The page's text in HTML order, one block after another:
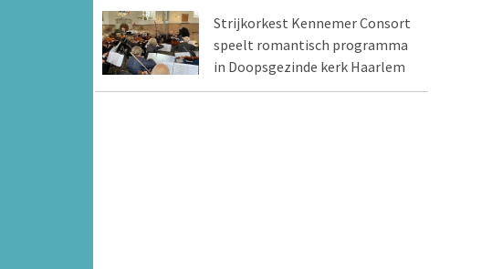
Strijkorkest Kennemer Consort
speelt romantisch programma
in Doopsgezinde kerk Haarlem